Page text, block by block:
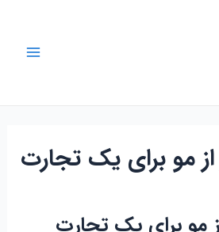
از مو برای یک تجارت
مو برای یک تجارت